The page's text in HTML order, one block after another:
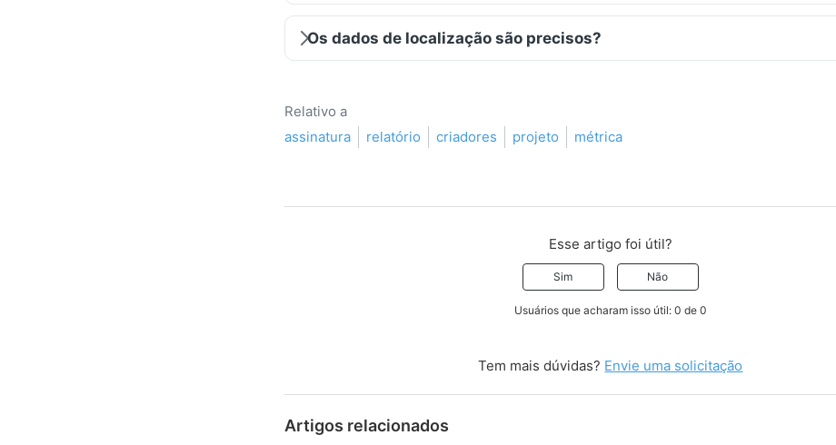
Os dados de localização são precisos?
Relativo a
assinatura
relatório criadores projeto métrica
Esse artigo foi útil?
Sim Não
Usuários que acharam isso útil: 0 de 0
Tem mais dúvidas? Envie uma solicitação
Artigos relacionados